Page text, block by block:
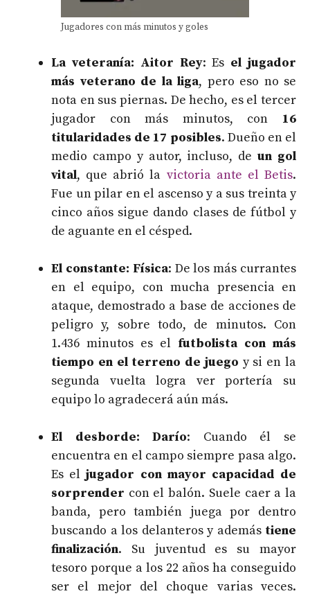
Jugadores con más minutos y goles
La veteranía: Aitor Rey: Es el jugador
más veterano de la liga, pero eso no se
nota en sus piernas. De hecho, es el tercer
jugador con más minutos, con 16
titularidades de 17 posibles. Dueño en el
medio campo y autor, incluso, de un gol
vital, que abrió la victoria ante el Betis.
Fue un pilar en el ascenso y a sus treinta y
cinco años sigue dando clases de fútbol y
de aguante en el césped.
El constante: Física: De los más currantes
en el equipo, con mucha presencia en
ataque, demostrado a base de acciones de
peligro y, sobre todo, de minutos. Con
1.436 minutos es el futbolista con más
tiempo en el terreno de juego y si en la
segunda vuelta logra ver portería su
equipo lo agradecerá aún más.
El desborde: Darío: Cuando él se
encuentra en el campo siempre pasa algo.
Es eljugador con mayor capacidad de
sorprender con el balón. Suele caer a la
banda, pero también juega por dentro
buscando a los delanteros y además tiene
finalización. Su juventud es su mayor
tesoro porque a los 22 años ha conseguido
ser el mejor del choque varias veces.